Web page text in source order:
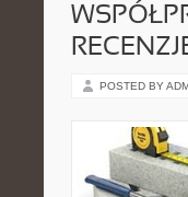
POSTED BY